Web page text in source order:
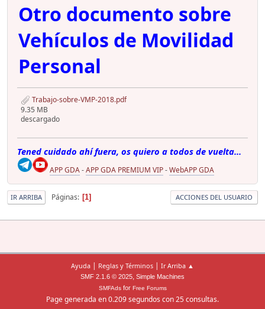
Otro documento sobre
Vehículos de Movilidad
Personal
Trabajo-sobre-VMP-2018.pdf
9.35 MB
descargado
Tened cuidado ahí fuera, os quiero a todos de vuelta...
APP GDA-APP GDA PREMIUM VIP-WebAPP GDA
IR ARRIBA Páginas 1 ACCIONES DEL USUARIO
Ayuda | Reglas y Términos | Ir Arriba ▲
SMF 2.1.6 © 2025, Simple Machines
SMFAdsfor Free Forums
Page generada en 0.209 segundos con 25 consultas.